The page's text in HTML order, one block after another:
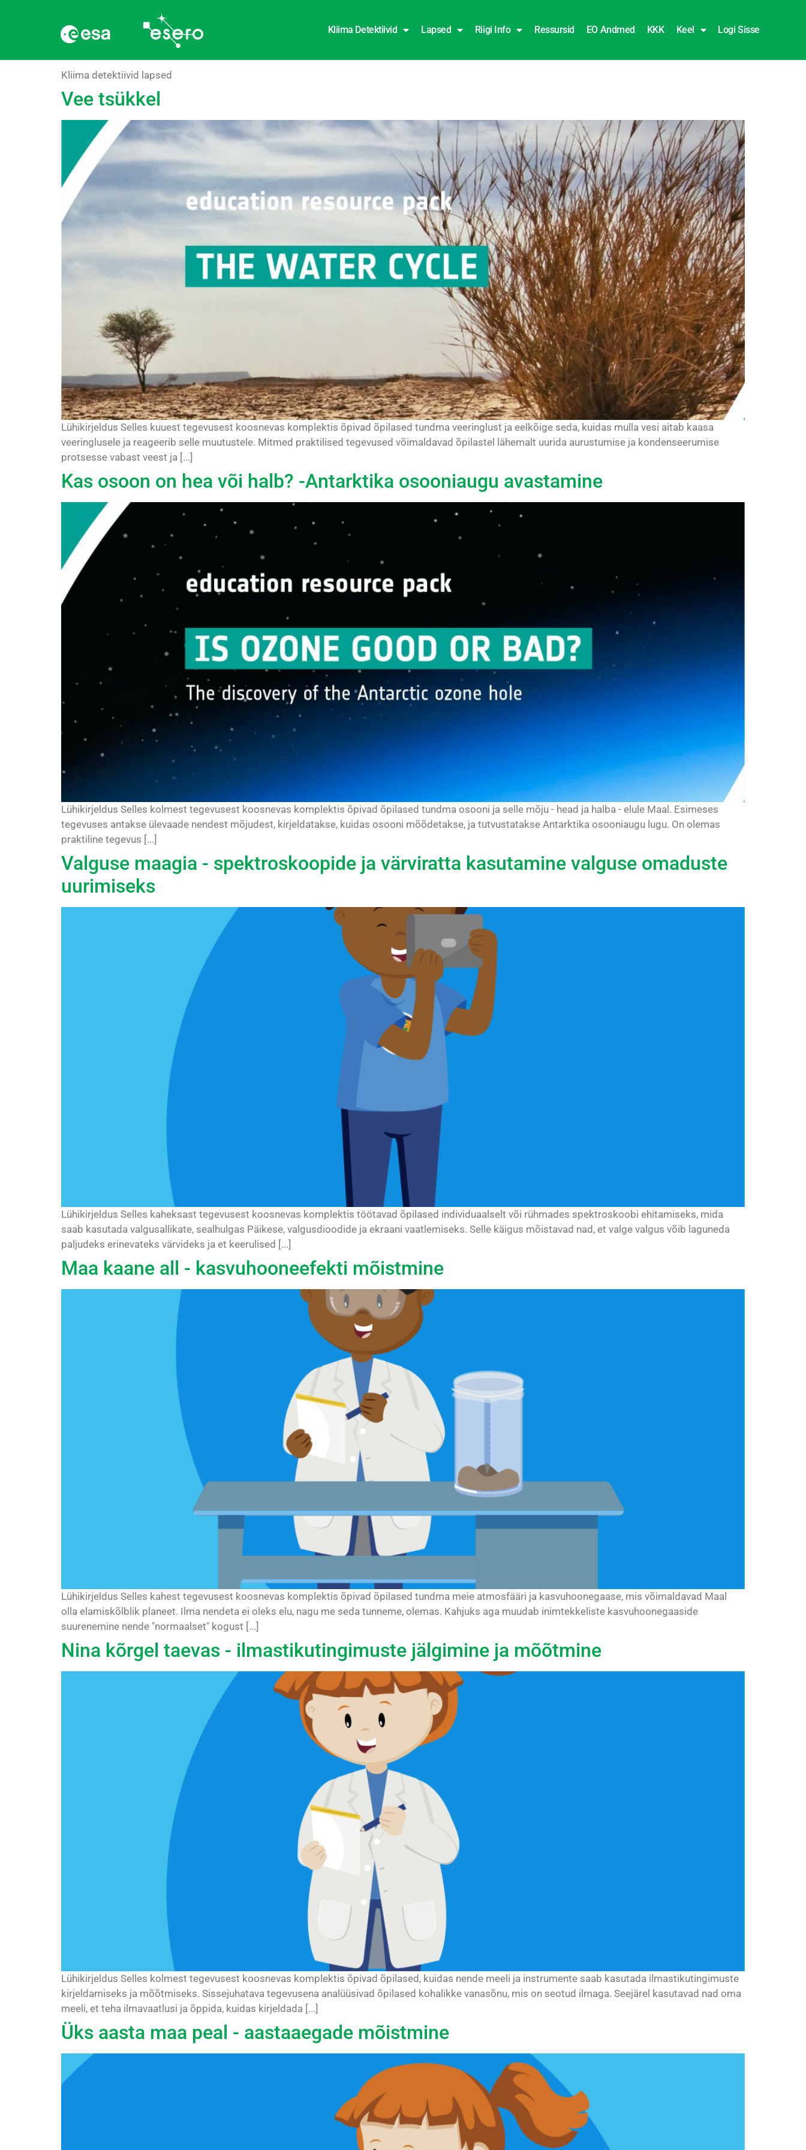
Kliima Detektiivid Lapsed Riigi Info Ressursid EO Andmed KKK Keel Logi Sisse
Rubriik: Lapsed
Kliima detektiivid lapsed
Vee tsükkel
Lühikirjeldus Selles kuuest tegevusest koosnevas komplektis õpivad õpilased tundma veeringlust ja eelkõige seda, kuidas mulla vesi aitab kaasa
veeringlusele ja reageerib selle muutustele. Mitmed praktilised tegevused võimaldavad õpilastel lähemalt uurida aurustumise ja kondenseerumise
protsesse vabast veest ja [...]
Kas osoon on hea või halb? -Antarktika osooniaugu avastamine
Lühikirjeldus Selles kolmest tegevusest koosnevas komplektis õpivad õpilased tundma osooni ja selle mõju - head ja halba - elule Maal. Esimeses
tegevuses antakse ülevaade nendest mõjudest, kirjeldatakse, kuidas osooni mõõdetakse, ja tutvustatakse Antarktika osooniaugu lugu. On olemas
praktiline tegevus [...]
Valguse maagia - spektroskoopide ja värviratta kasutamine valguse omaduste
uurimiseks
Lühikirjeldus Selles kaheksast tegevusest koosnevas komplektis töötavad õpilased individuaalselt või rühmades spektroskoobi ehitamiseks, mida
saab kasutada valgusallikate, sealhulgas Päikese, valgusdioodide ja ekraani vaatlemiseks. Selle käigus mõistavad nad, et valge valgus võib laguneda
paljudeks erinevateks värvideks ja et keerulised [...]
Maa kaane all - kasvuhooneefekti mõistmine
Lühikirjeldus Selles kahest tegevusest koosnevas komplektis õpivad õpilased tundma meie atmosfääri ja kasvuhoonegaase, mis võimaldavad Maal
olla elamiskõlblik planeet. Ilma nendeta ei oleks elu, nagu me seda tunneme, olemas. Kahjuks aga muudab inimtekkeliste kasvuhoonegaaside
suurenemine nende "normaalset" kogust [...]
Nina kõrgel taevas - ilmastikutingimuste jälgimine ja mõõtmine
Lühikirjeldus Selles kolmest tegevusest koosnevas komplektis õpivad õpilased, kuidas nende meeli ja instrumente saab kasutada ilmastikutingimuste
kirjeldamiseks ja mõõtmiseks. Sissejuhatava tegevusena analüüsivad õpilased kohalikke vanasõnu, mis on seotud ilmaga. Seejärel kasutavad nad oma
meeli, et teha ilmavaatlusi ja õppida, kuidas kirjeldada [...]
Üks aasta maa peal - aastaaegade mõistmine